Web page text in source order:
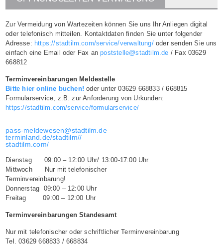
Zur Vermeidung von Wartezeiten können Sie uns Ihr Anliegen digital
oder telefonisch mitteilen. Kontaktdaten finden Sie unter folgender
Adresse: https://stadtilm.com/service/verwaltung/oder senden Sie uns
einfach eine Email oder Fax anpoststelle@stadtilm.de / Fax 03629
668812
Terminvereinbarungen Meldestelle
Bitte hier online buchen! oder unter 03629 668833 / 668815
Formularservice, z.B. zur Anforderung von Urkunden:
https://stadtilm.com/service/formularservice/
pass-meldewesen@stadtilm.de
terminland.de/stadtilm//
stadtilm.com/
Dienstag 09:00 – 12:00 Uhr/ 13:00-17:00 Uhr
Mittwoch Nur mit telefonischer
Terminvereinbarung!
Donnerstag 09:00 – 12:00 Uhr
Freitag 09:00 – 12:00 Uhr
Terminvereinbarungen Standesamt
Nur mit telefonischer oder schriftlicher Terminvereinbarung
Tel. 03629 668833 / 668834